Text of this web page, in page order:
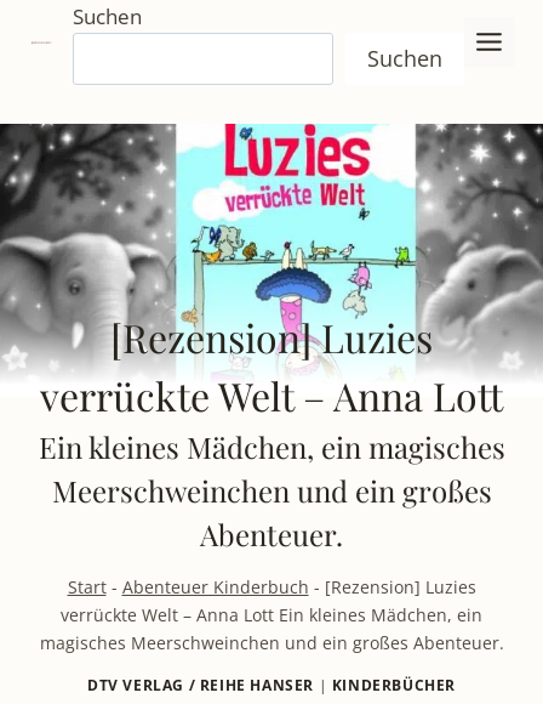
Inhalt
springen
Suchen
Suchen
[Rezension] Luzies
verrückte Welt – Anna Lott
Ein kleines Mädchen, ein magisches
Meerschweinchen und ein großes
Abenteuer.
Start- Abenteuer Kinderbuch - [Rezension] Luzies
verrückte Welt – Anna Lott Ein kleines Mädchen, ein
magisches Meerschweinchen und ein großes Abenteuer.
DTV VERLAG / REIHE HANSER | KINDERBÜCHER